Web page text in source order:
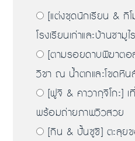
[แต่งชุดนักเรียน & กิ
โรงเรียนเก่าและบ้านซามูไร
[ตามรอยดาบพิฆาต
วิชา ณ น้ำตกและโขดหิน
[ฟูจิ & คาวากุจิโกะ]
พร้อมถ่ายภาพวิวสวย
[กิน & ปั้นซูชิ] ตะลุย